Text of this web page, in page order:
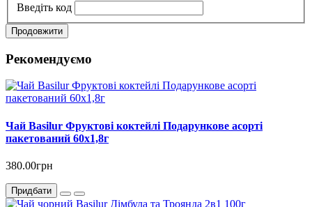
Введіть код
Продовжити
Рекомендуємо
Чай Basilur Фруктові коктейлі Подарункове асорті
пакетований 60х1,8г
380.00грн
Придбати